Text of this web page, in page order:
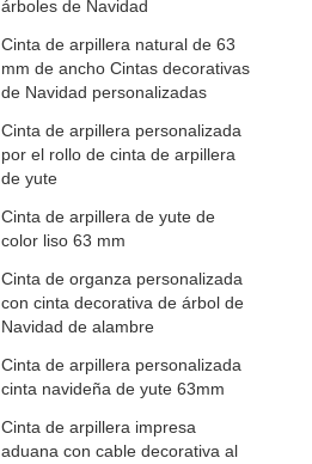
árboles de Navidad
Cinta de arpillera natural de 63
mm de ancho Cintas decorativas
de Navidad personalizadas
Cinta de arpillera personalizada
por el rollo de cinta de arpillera
de yute
Cinta de arpillera de yute de
color liso 63 mm
Cinta de organza personalizada
con cinta decorativa de árbol de
Navidad de alambre
Cinta de arpillera personalizada
cinta navideña de yute 63mm
Cinta de arpillera impresa
aduana con cable decorativa al